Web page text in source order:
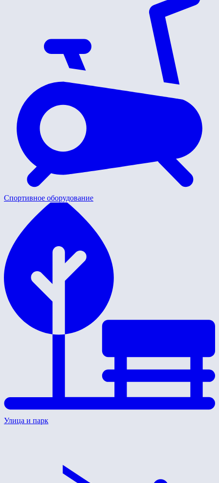
Спортивное оборудование
Улица и парк